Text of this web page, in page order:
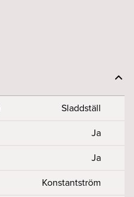
Sladdställ
Ja
Ja
Konstantström